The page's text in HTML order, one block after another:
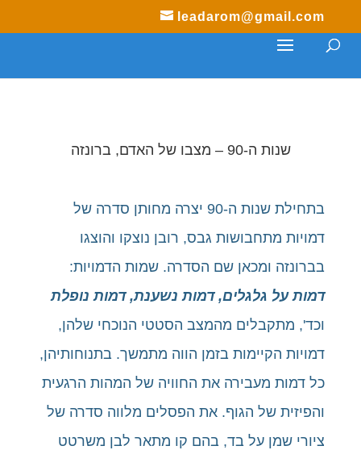
leadarom@gmail.com
שנות ה-90 – מצבו של האדם, ברונזה
בתחילת שנות ה-90 יצרה מחותן סדרה של
דמויות מתחבושות גבס, רובן נוצקו והוצגו
בברונזה ומכאן שם הסדרה. שמות הדמויות:
דמות על גלגלים, דמות נשענת, דמות נופלת
וכד', מתקבלים מהמצב הסטטי הנוכחי שלהן,
דמויות הקיימות בזמן הווה מתמשך. בתנוחותיהן,
כל דמות מעבירה את החוויה של המהות הרגעית
והפיזית של הגוף. את הפסלים מלווה סדרה של
ציורי שמן על בד, בהם קו מתאר לבן משרטט